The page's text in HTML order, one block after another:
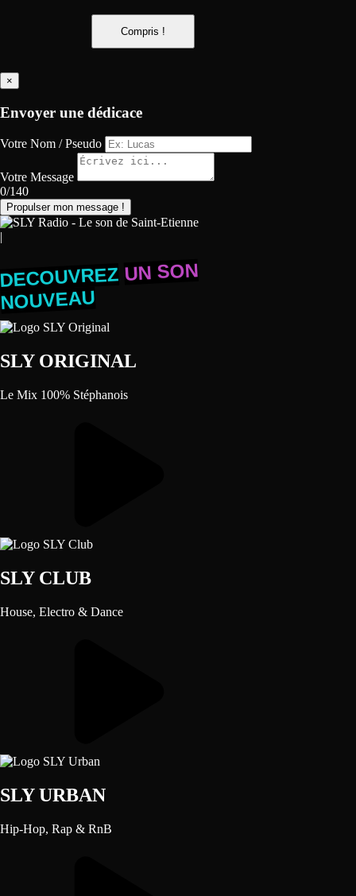
Compris !
×
Envoyer une dédicace
Votre Nom / Pseudo
Votre Message
0/140
Propulser mon message !
|
UN SON
NOUVEAU
SLY ORIGINAL
Le Mix 100% Stéphanois
SLY CLUB
House, Electro & Dance
SLY URBAN
Hip-Hop, Rap & RnB